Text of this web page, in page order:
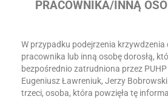
PRACOWNIKA/INNĄ
W przypadku podejrzenia krzywdzenia
pracownika lub inną osobę dorosłą,
bezpośrednio zatrudniona przez PUHP
Eugeniusz Ławreniuk, Jerzy
trzeci, osoba, która powzięła tę